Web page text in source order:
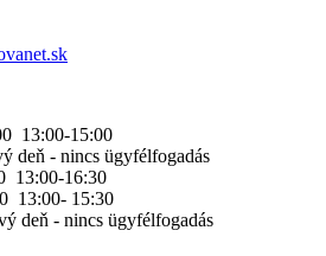
13:00-15:00
deň - nincs ügyfélfogadás
13:00-16:30
13:00- 15:30
deň - nincs ügyfélfogadás